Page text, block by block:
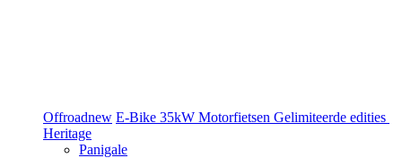
Offroadnew E-Bike 35kW Motorfietsen Gelimiteerde edities
Heritage
Panigale